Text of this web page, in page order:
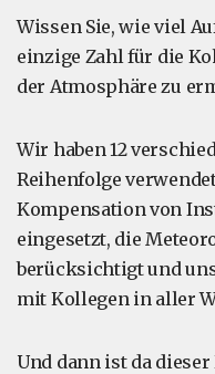
Wissen Sie, wie viel
einzige Zahl für die
der Atmosphäre zu
Wir haben 12
Reihenfolge
Kompensation von
eingesetzt, die
berücksichtigt und
mit Kollegen in aller
Und dann ist da